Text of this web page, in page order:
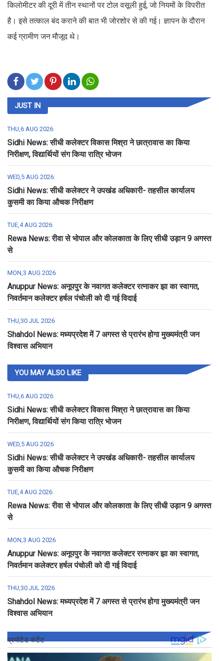
किलोमीटर की दूरी में तीन स्थानों पर टोल वसूली हुई, जो नियमों के विपरीत
है। इसे तत्काल बंद कराने की बात भी जोरशोर से की गई। ज्ञापन के दौरान
कई ग्रामीण जन मौजूद थे।
JUST IN
THU,6 AUG 2026
Sidhi News: सीधी कलेक्टर विकास मिश्रा ने छात्रावास का किया
निरीक्षण, विद्यार्थियों संग किया रात्रि भोजन
WED,5 AUG 2026
Sidhi News: सीधी कलेक्टर ने उपखंड अधिकारी- तहसील कार्यालय
कुसमी का किया औचक निरीक्षण
TUE,4 AUG 2026
Rewa News: रीवा से भोपाल और कोलकाता के लिए सीधी उड़ान 9 अगस्त
से
MON,3 AUG 2026
Anuppur News: अनूपपुर के नवागत कलेक्टर रत्नाकर झा का स्वागत,
निवर्तमान कलेक्टर हर्षल पंचोली को दी गई विदाई
THU,30 JUL 2026
Shahdol News: मध्यप्रदेश में 7 अगस्त से प्रारंभ होगा मुख्यमंत्री जन
विश्वास अभियान
YOU MAY ALSO LIKE
THU,6 AUG 2026
Sidhi News: सीधी कलेक्टर विकास मिश्रा ने छात्रावास का किया
निरीक्षण, विद्यार्थियों संग किया रात्रि भोजन
WED,5 AUG 2026
Sidhi News: सीधी कलेक्टर ने उपखंड अधिकारी- तहसील कार्यालय
कुसमी का किया औचक निरीक्षण
TUE,4 AUG 2026
Rewa News: रीवा से भोपाल और कोलकाता के लिए सीधी उड़ान 9 अगस्त
से
MON,3 AUG 2026
Anuppur News: अनूपपुर के नवागत कलेक्टर रत्नाकर झा का स्वागत,
निवर्तमान कलेक्टर हर्षल पंचोली को दी गई विदाई
THU,30 JUL 2026
Shahdol News: मध्यप्रदेश में 7 अगस्त से प्रारंभ होगा मुख्यमंत्री जन
विश्वास अभियान